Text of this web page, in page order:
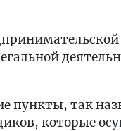
пункты, так
которые